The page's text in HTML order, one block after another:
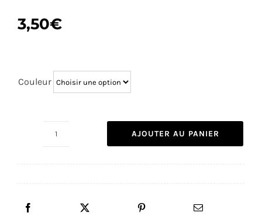
3,50€
Couleur
AJOUTER AU PANIER